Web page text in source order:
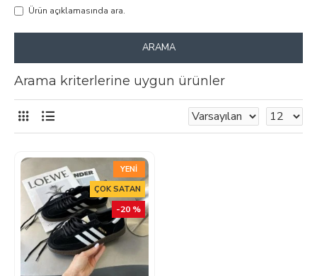
Ürün açıklamasında ara.
ARAMA
Arama kriterlerine uygun ürünler
YENI
ÇOK SATAN
-20 %